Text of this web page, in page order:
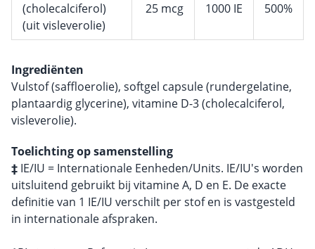
(cholecalciferol)
(uit visleverolie)
25 mcg 1000 IE 500%
Ingrediënten
Vulstof (saffloerolie), softgel capsule (rundergelatine,
plantaardig glycerine), vitamine D-3 (cholecalciferol,
visleverolie).
Toelichting op samenstelling
‡ IE/IU = Internationale Eenheden/Units. IE/IU's worden
uitsluitend gebruikt bij vitamine A, D en E. De exacte
definitie van 1 IE/IU verschilt per stof en is vastgesteld
in internationale afspraken.